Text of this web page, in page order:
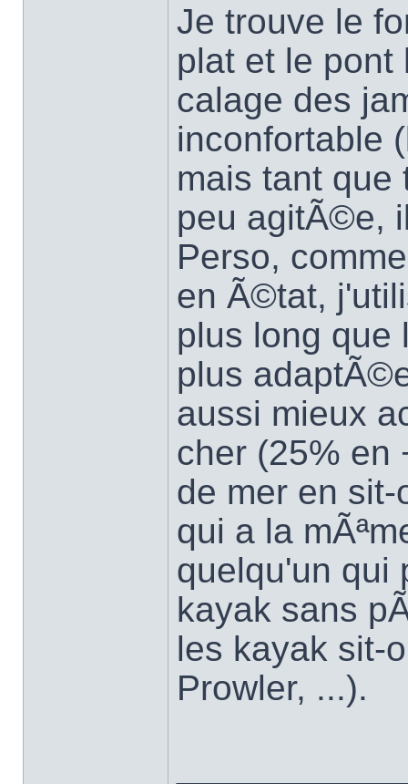
Je trouve le
plat et le pont
calage des
inconfortable
mais tant que
peu agitÃ©e,
Perso,
en Ã©tat,
plus long que
plus
aussi mieux
cher (25% en
de mer en
qui a la
quelqu'un qui
kayak sans
les kayak sit-
Prowler, ...).